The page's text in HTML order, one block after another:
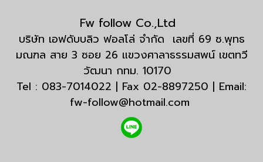
Fw follow Co.,Ltd
บริษัท เอฟดับบลิว ฟอลโล่ จำกัด เลขที่ 69 ซ.พุทธ
มณฑล สาย 3 ซอย 26 แขวงศาลาธรรมสพน์ เขตทวี
วัฒนา กทม. 10170
Tel : 083-7014022 | Fax 02-8897250 | Email:
fw-follow@hotmail.com